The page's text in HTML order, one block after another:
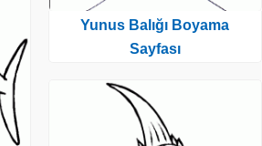
Yunus Balığı Boyama
Sayfası